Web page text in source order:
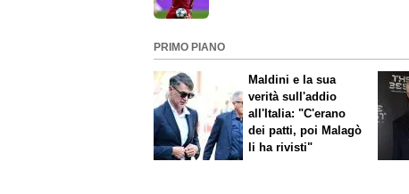
PRIMO PIANO
Maldini e la sua
verità sull'addio
all'Italia: "C'erano
dei patti, poi Malagò
li ha rivisti"